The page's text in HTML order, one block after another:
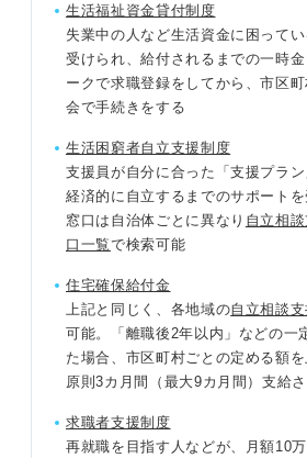
生活福祉資金貸付制度
失業中の人など生活資金に困って
受けられ、給付されるまでの一時
ークで求職登録をしてから、市区
会で手続きをする
生活困窮者自立支援制度
支援員が自分に合った「支援プラン
経済的に自立するまでのサポートを
窓口は自治体ごとに異なり 自立相
口一覧で検索可能
住宅確保給付金
上記と同じく、各地域の自立相談
可能。「離職後2年以内」などの一
た場合、市区町村ごとの定める額
原則3カ月間（最大9カ月間）支給
求職者支援制度
再就職を目指す人などが、月額10